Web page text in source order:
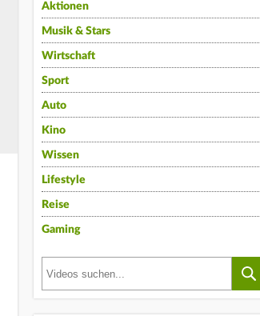
Aktionen
Musik & Stars
Wirtschaft
Sport
Auto
Kino
Wissen
Lifestyle
Reise
Gaming